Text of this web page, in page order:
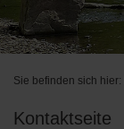
Sie befinden sich hier:
Kontaktseite